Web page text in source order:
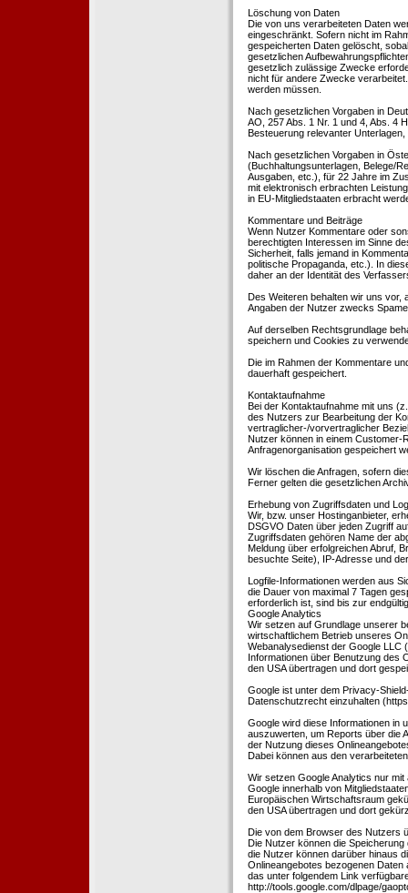
Löschung von Daten
Die von uns verarbeiteten Daten
eingeschränkt. Sofern nicht im
gespeicherten Daten gelöscht,
gesetzlichen
gesetzlich zulässige Zwecke
nicht für andere Zwecke
werden müssen.
Nach gesetzlichen Vorgaben in
AO, 257 Abs. 1 Nr. 1 und 4, Abs. 4
Besteuerung relevanter
Nach gesetzlichen Vorgaben in
(Buchhaltungsunterlagen, Belege/
Ausgaben, etc.), für 22 Jahre im
mit elektronisch erbrachten
in EU-Mitgliedstaaten erbracht
Kommentare und Beiträge
Wenn Nutzer Kommentare oder
berechtigten Interessen im Sinne
Sicherheit, falls jemand in
politische Propaganda, etc.). In
daher an der Identität des
Des Weiteren behalten wir uns vor,
Angaben der Nutzer zwecks
Auf derselben Rechtsgrundlage
speichern und Cookies zu
Die im Rahmen der Kommentare
dauerhaft gespeichert.
Kontaktaufnahme
Bei der Kontaktaufnahme mit uns
des Nutzers zur Bearbeitung der
vertraglicher-/vorvertraglicher
Nutzer können in einem Customer-
Anfragenorganisation gespeichert
Wir löschen die Anfragen, sofern
Ferner gelten die gesetzlichen
Erhebung von Zugriffsdaten und
Wir, bzw. unser Hostinganbieter,
DSGVO Daten über jeden Zugriff
Zugriffsdaten gehören Name der
Meldung über erfolgreichen Abruf,
besuchte Seite), IP-Adresse und
Logfile-Informationen werden aus
die Dauer von maximal 7 Tagen
erforderlich ist, sind bis zur
Google Analytics
Wir setzen auf Grundlage unserer
wirtschaftlichem Betrieb unseres
Webanalysedienst der Google LLC
Informationen über Benutzung des
den USA übertragen und dort
Google ist unter dem Privacy-
Datenschutzrecht einzuhalten
Google wird diese Informationen in
auszuwerten, um Reports über die
der Nutzung dieses
Dabei können aus den
Wir setzen Google Analytics nur
Google innerhalb von
Europäischen Wirtschaftsraum
den USA übertragen und dort
Die von dem Browser des Nutzers
Die Nutzer können die
die Nutzer können darüber hinaus
Onlineangebotes bezogenen
das unter folgendem Link
http://tools.google.com/dlpage/